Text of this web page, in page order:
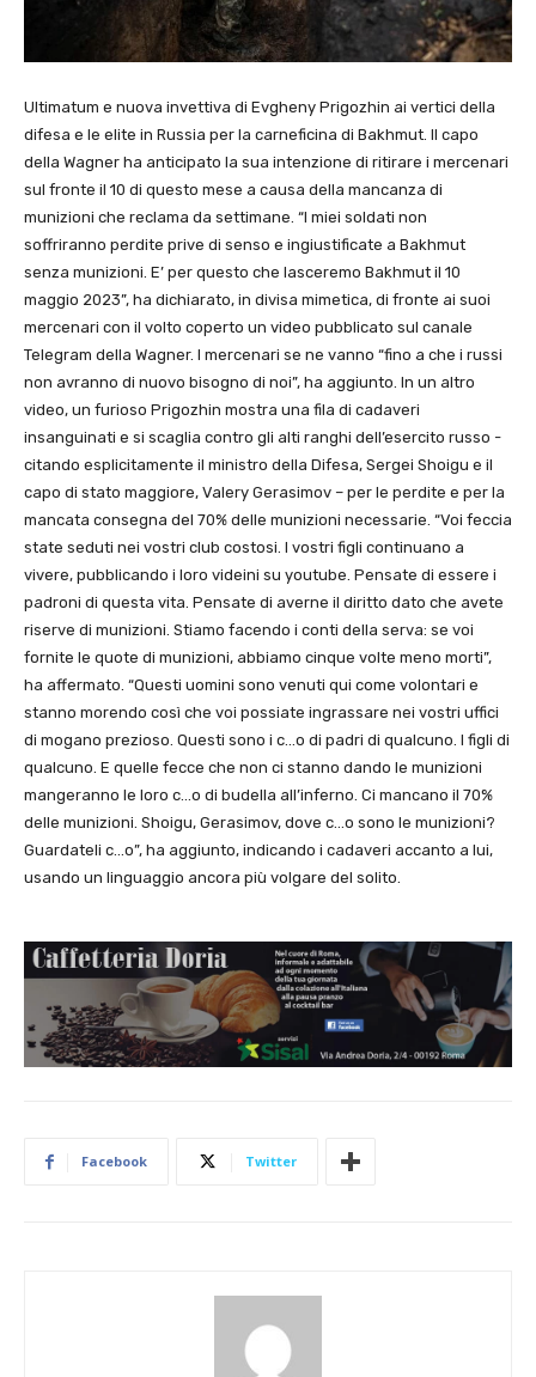
Ultimatum e nuova invettiva di Evgheny Prigozhin ai vertici della
difesa e le elite in Russia per la carneficina di Bakhmut. Il capo
della Wagner ha anticipato la sua intenzione di ritirare i mercenari
sul fronte il 10 di questo mese a causa della mancanza di
munizioni che reclama da settimane. “I miei soldati non
soffriranno perdite prive di senso e ingiustificate a Bakhmut
senza munizioni. E’ per questo che lasceremo Bakhmut il 10
maggio 2023”, ha dichiarato, in divisa mimetica, di fronte ai suoi
mercenari con il volto coperto un video pubblicato sul canale
Telegram della Wagner. I mercenari se ne vanno “fino a che i russi
non avranno di nuovo bisogno di noi”, ha aggiunto. In un altro
video, un furioso Prigozhin mostra una fila di cadaveri
insanguinati e si scaglia contro gli alti ranghi dell’esercito russo -
citando esplicitamente il ministro della Difesa, Sergei Shoigu e il
capo di stato maggiore, Valery Gerasimov – per le perdite e per la
mancata consegna del 70% delle munizioni necessarie. “Voi feccia
state seduti nei vostri club costosi. I vostri figli continuano a
vivere, pubblicando i loro videini su youtube. Pensate di essere i
padroni di questa vita. Pensate di averne il diritto dato che avete
riserve di munizioni. Stiamo facendo i conti della serva: se voi
fornite le quote di munizioni, abbiamo cinque volte meno morti”,
ha affermato. “Questi uomini sono venuti qui come volontari e
stanno morendo così che voi possiate ingrassare nei vostri uffici
di mogano prezioso. Questi sono i c…o di padri di qualcuno. I figli di
qualcuno. E quelle fecce che non ci stanno dando le munizioni
mangeranno le loro c…o di budella all’inferno. Ci mancano il 70%
delle munizioni. Shoigu, Gerasimov, dove c…o sono le munizioni?
Guardateli c…o”, ha aggiunto, indicando i cadaveri accanto a lui,
usando un linguaggio ancora più volgare del solito.
Facebook Twitter